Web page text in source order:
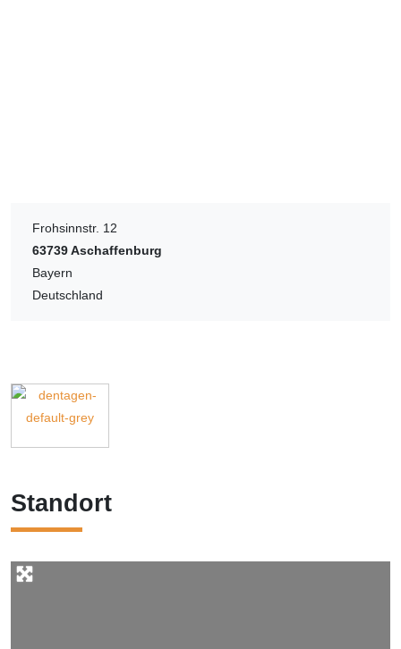
Frohsinnstr. 12
63739Aschaffenburg
Bayern
Deutschland
Standort